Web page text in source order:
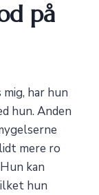
på
har hun
hun. Anden
mere ro
kan
hun